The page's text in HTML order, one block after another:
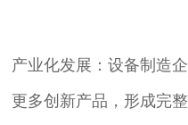
产业化发展：设备制造
更多创新产品，形成完